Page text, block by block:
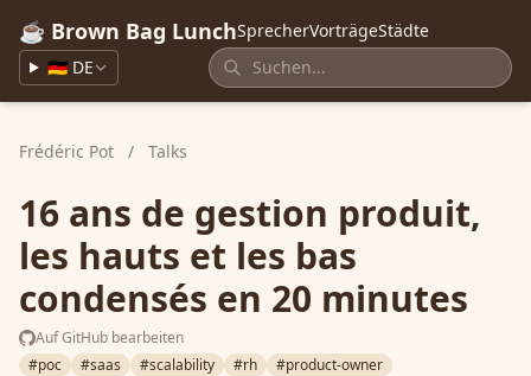
☕ Brown Bag LunchSprecherVorträgeStädte
🇩🇪 DE
Frédéric Pot / Talks
16 ans de gestion produit,
les hauts et les bas
condensés en 20 minutes
Auf GitHub bearbeiten
#poc
#saas #scalability #rh #product-owner